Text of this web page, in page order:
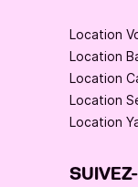
Location
Location
Location
Location
Location